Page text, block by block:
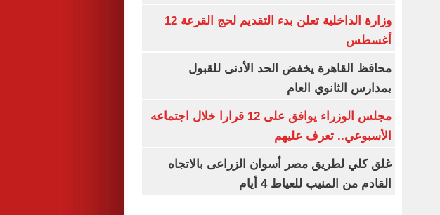
وزارة الداخلية تعلن بدء التقديم لحج القرعة 12
أغسطس
محافظ القاهرة يخفض الحد الأدنى للقبول
بمدارس الثانوي العام
مجلس الوزراء يوافق على 12 قرارا خلال اجتماعه
الأسبوعي.. تعرف عليهم
غلق كلي لطريق مصر أسوان الزراعى بالاتجاه
القادم من المنيب للعياط 4 أيام